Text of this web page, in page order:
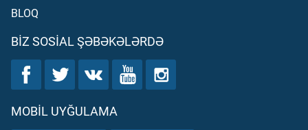
BLOQ
BIZ SOSIAL ŞƏBƏKƏLƏRDƏ
MOBIL UYĞULAMA